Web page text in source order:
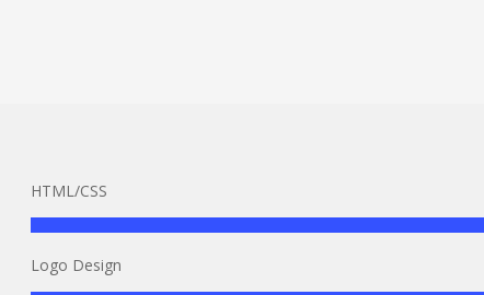
HTML/CSS
Logo Design